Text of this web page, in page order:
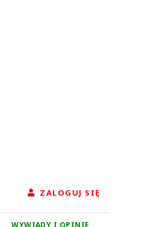
ZALOGUJ SIĘ
WYWIADY I OPINIE